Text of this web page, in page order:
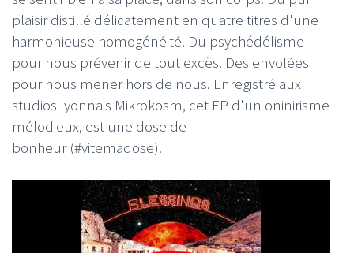
plaisir distillé délicatement en quatre titres d'une
harmonieuse homogénéité. Du psychédélisme
pour nous prévenir de tout excès. Des envolées
pour nous mener hors de nous. Enregistré aux
studios lyonnais Mikrokosm, cet EP d'un oninirisme
mélodieux, est une dose de
bonheur (#vitemadose).